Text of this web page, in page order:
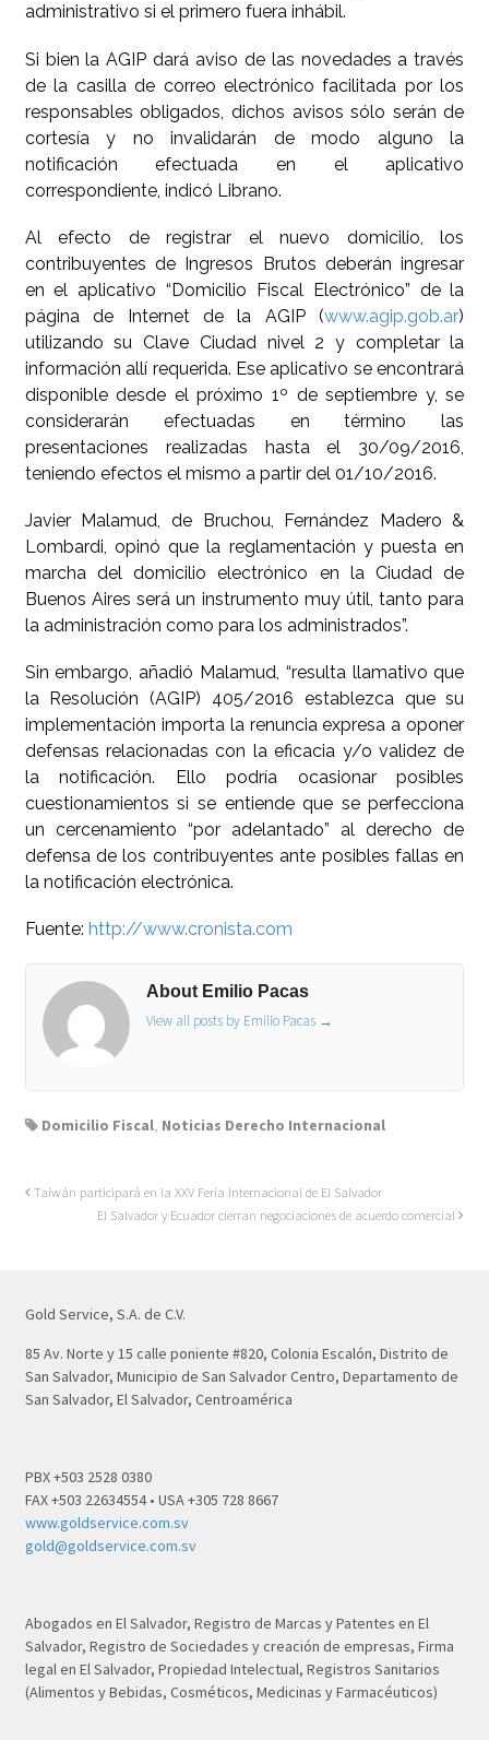
administrativo si el primero fuera inhábil.
Si bien la AGIP dará aviso de las novedades a través
de la casilla de correo electrónico facilitada por los
responsables obligados, dichos avisos sólo serán de
cortesía y no invalidarán de modo alguno la
notificación efectuada en el aplicativo
correspondiente, indicó Librano.
Al efecto de registrar el nuevo domicilio, los
contribuyentes de Ingresos Brutos deberán ingresar
en el aplicativo “Domicilio Fiscal Electrónico” de la
página de Internet de la AGIP (www.agip.gob.ar)
utilizando su Clave Ciudad nivel 2 y completar la
información allí requerida. Ese aplicativo se encontrará
disponible desde el próximo 1º de septiembre y, se
considerarán efectuadas en término las
presentaciones realizadas hasta el 30/09/2016,
teniendo efectos el mismo a partir del 01/10/2016.
Javier Malamud, de Bruchou, Fernández Madero &
Lombardi, opinó que la reglamentación y puesta en
marcha del domicilio electrónico en la Ciudad de
Buenos Aires será un instrumento muy útil, tanto para
la administración como para los administrados”.
Sin embargo, añadió Malamud, “resulta llamativo que
la Resolución (AGIP) 405/2016 establezca que su
implementación importa la renuncia expresa a oponer
defensas relacionadas con la eficacia y/o validez de
la notificación. Ello podría ocasionar posibles
cuestionamientos si se entiende que se perfecciona
un cercenamiento “por adelantado” al derecho de
defensa de los contribuyentes ante posibles fallas en
la notificación electrónica.
Fuente: http://www.cronista.com
About Emilio Pacas
View all posts by Emilio Pacas →
Domicilio Fiscal, Noticias Derecho Internacional
Taiwán participará en la XXV Feria Internacional de El Salvador
El Salvador y Ecuador cierran negociaciones de acuerdo comercial
Gold Service, S.A. de C.V.
85 Av. Norte y 15 calle poniente #820, Colonia Escalón, Distrito de
San Salvador, Municipio de San Salvador Centro, Departamento de
San Salvador, El Salvador, Centroamérica
PBX +503 2528 0380
FAX +503 22634554 • USA +305 728 8667
www.goldservice.com.sv
gold@goldservice.com.sv
Abogados en El Salvador, Registro de Marcas y Patentes en El
Salvador, Registro de Sociedades y creación de empresas, Firma
legal en El Salvador, Propiedad Intelectual, Registros Sanitarios
(Alimentos y Bebidas, Cosméticos, Medicinas y Farmacéuticos)